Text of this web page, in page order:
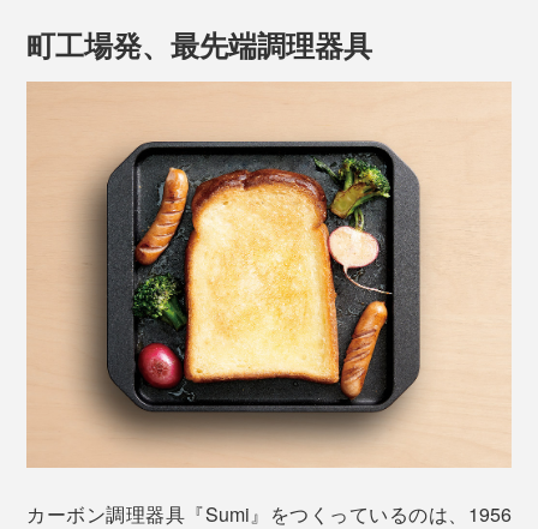
冷凍の食パンだって、できたてのおいしさが復活。
弱めの中火で3、4分、パンの断面がプレートにつくよ
う、少し押し付けるようなイメージで焼いてください。
くための道具」として特注された実績もあるお墨付きで
プレートは高熱になるので、持ち運びには鍋つかみを使
い、テーブルの上には直接置かず、鍋敷きを使ってくだ
町工場発、最先端調理器具
カーボン調理器具『Sumi』をつくっているのは、1956